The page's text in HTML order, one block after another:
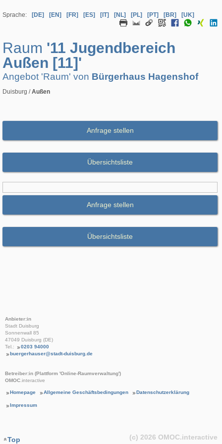
Sprache: [DE] [EN] [FR] [ES] [IT] [NL] [PL] [PT] [BR] [UK]
Raum '11 Jugendbereich
Außen [11]'
Angebot 'Raum' von Bürgerhaus Hagenshof
Duisburg /Außen
Anfrage stellen
Übersichtsliste
Anfrage stellen
Übersichtsliste
Anbieter:in
Stadt Duisburg
Sonnenwall 85
47049 Duisburg (DE)
Tel.:
0203 94000
buergerhauser@stadt-duisburg.de
Betreiber:in (Plattform 'Online-Raumverwaltung')
OMOC.interactive
Homepage Allgemeine Geschäftsbedingungen Datenschutzerklärung
Impressum
Top (c) 2026 OMOC.interactive